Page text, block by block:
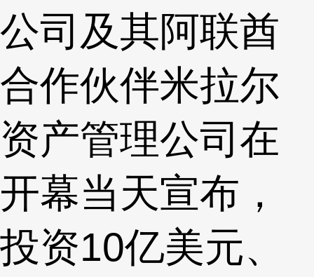
公司及其阿联酋
合作伙伴米拉尔
资产管理公司在
开幕当天宣布，
投资10亿美元、